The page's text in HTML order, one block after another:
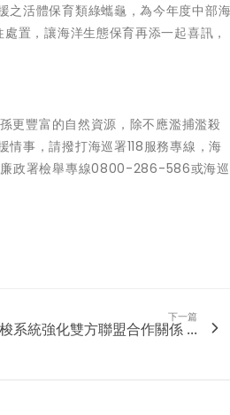
之活體保育類綠蠵龜，為今年度中部海
置，讓海洋生態保育再添一起喜訊，
更豐富的自然資源，除不應濫捕濫殺
事，請撥打海巡署118服務專線，海
廉政署檢舉專線0800-286-586或海巡
下一篇
系統強化雙方聯盟合作關係 ...